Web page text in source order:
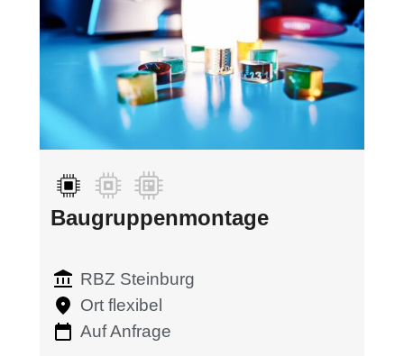
Baugruppenmontage
RBZ Steinburg
Ort flexibel
Auf Anfrage